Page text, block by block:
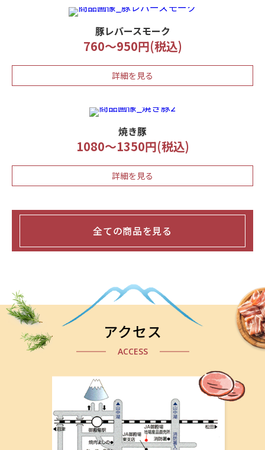
豚レバースモーク
760～950円(税込)
詳細を見る
焼き豚
1080～1350円(税込)
詳細を見る
全ての商品を見る
アクセス
ACCESS